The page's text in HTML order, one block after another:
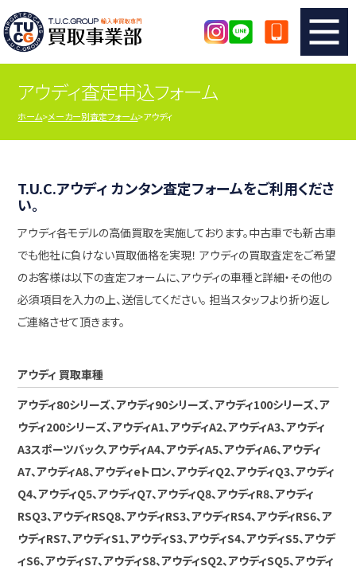
TUCのカンタン査定
査定の注意事項 メーカー別査定フォーム
TUCの買取実績 買取屋さんのスタッフblog
店舗紹介 スタッフ紹介
シリアルナンバーの解説 アクセスマップ
アウディ査定申込フォーム
ホーム メーカー別査定フォーム アウディ
T.U.C.アウディ カンタン査定フォームをご利用くださ
い。
アウディ各モデルの高価買取を実施しております。中古車でも新古車
でも他社に負けない買取価格を実現！ アウディの買取査定をご希望
のお客様は以下の査定フォームに、アウディの車種と詳細・その他の
必須項目を入力の上、送信してください。 担当スタッフより折り返し
ご連絡させて頂きます。
アウディ 買取車種
アウディ80シリーズ、アウディ90シリーズ、アウディ100シリーズ、ア
ウディ200シリーズ、アウディA1、アウディA2、アウディA3、アウディ
A3スポーツバック、アウディA4、アウディA5、アウディA6、アウディ
A7、アウディA8、アウディeトロン、アウディQ2、アウディQ3、アウディ
Q4、アウディQ5、アウディQ7、アウディQ8、アウディR8、アウディ
RSQ3、アウディRSQ8、アウディRS3、アウディRS4、アウディRS6、ア
ウディRS7、アウディS1、アウディS3、アウディS4、アウディS5、アウデ
ィS6、アウディS7、アウディS8、アウディSQ2、アウディSQ5、アウディ